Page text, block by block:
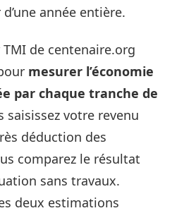
année entière.
de centenaire.org
mesurer l’économie
par chaque tranche de
saisissez votre revenu
déduction des
comparez le résultat
sans travaux.
deux estimations